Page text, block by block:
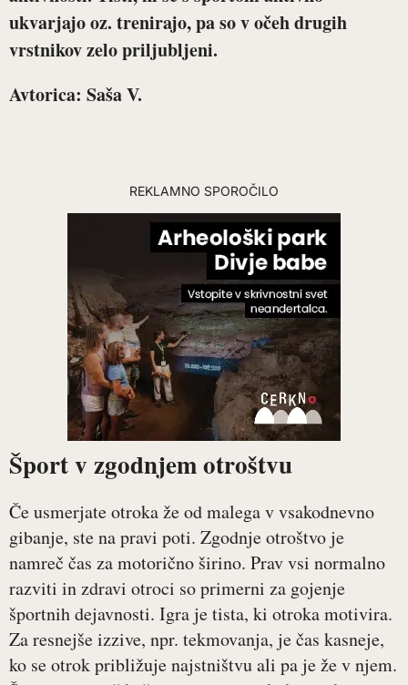
ukvarjajo oz. trenirajo, pa so v očeh drugih
vrstnikov zelo priljubljeni.
Avtorica: Saša V.
REKLAMNO SPOROČILO
Šport v zgodnjem otroštvu
Če usmerjate otroka že od malega v vsakodnevno
gibanje, ste na pravi poti. Zgodnje otroštvo je
namreč čas za motorično širino. Prav vsi normalno
razviti in zdravi otroci so primerni za gojenje
športnih dejavnosti. Igra je tista, ki otroka motivira.
Za resnejše izzive, npr. tekmovanja, je čas kasneje,
ko se otrok približuje najstništvu ali pa je že v njem.